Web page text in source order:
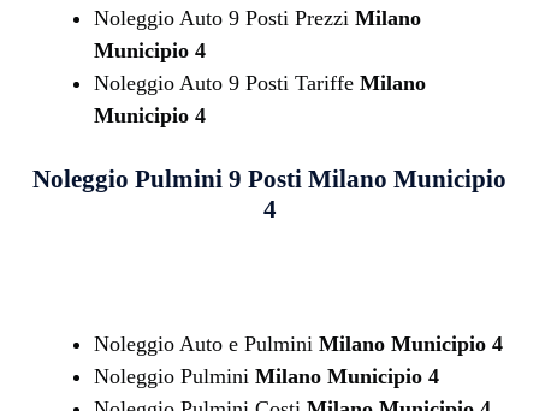
Noleggio Auto 9 Posti Prezzi Milano
Municipio 4
Noleggio Auto 9 Posti Tariffe Milano
Municipio 4
Noleggio Pulmini 9 Posti Milano Municipio
4
Noleggio Auto e Pulmini Milano Municipio 4
Noleggio Pulmini Milano Municipio 4